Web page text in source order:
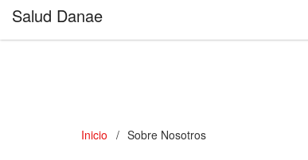
Salud Danae
Inicio Sobre Nosotros